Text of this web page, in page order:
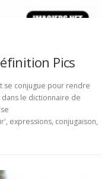
Pics
se conjugue pour rendre
le dictionnaire de
expressions, conjugaison,